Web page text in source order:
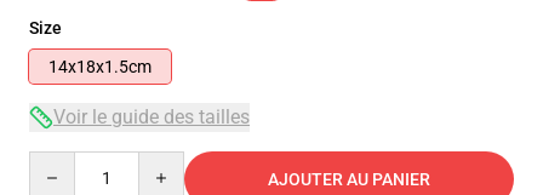
Size
14x18x1.5cm
Voir le guide des tailles
AJOUTER AU PANIER